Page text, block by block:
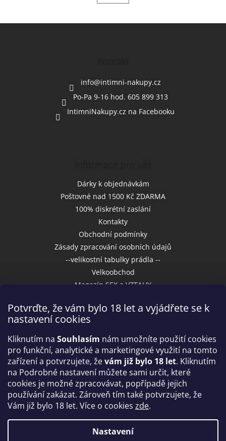
Potvrďte, že vám bylo 18 let a vyjádřete se k
nastavení cookies
Kliknutím na Souhlasím nám umožníte použití cookies
pro funkční, analytické a marketingové využití na tomto
zařízení a potvrzujete, ževám již bylo 18 let. Kliknutím
na Podrobné nastavení můžete sami určit, které
cookies je možné zpracovávat, popřípadě jejich
používání zakázat. Zároveň tím také potvrzujete, že
Vám již bylo 18 let. Více o cookies zde.
Nastavení
info@intimni-nakupy.cz
Po-Pa 9-16 hod. 605 899 313
IntimniNakupy.cz na Facebooku
Dárky k objednávkám
Poštovné nad 1500 Kč ZDARMA
100% diskrétní zaslání
Kontakty
Obchodní podmínky
Zásady zpracování osobních údajů
--velikostní tabulky prádla --
Velkoobchod
Magazín SEX a VZTAHY
Přijímáme online platby